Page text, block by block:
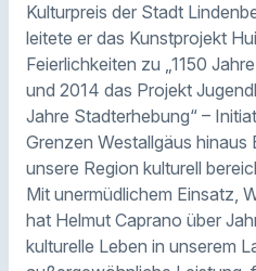
Kulturpreis der Stadt
leitete er das Kunstprojekt
Feierlichkeiten zu „1150
und 2014 das Projekt
Jahre Stadterhebung“ –
Grenzen Westallgäus
unsere Region kulturell
Mit unermüdlichem Einsatz,
hat Helmut Caprano über
kulturelle Leben in unserem